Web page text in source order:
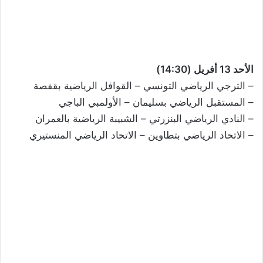
الأحد 13 أفريل (14:30)
– الترجي الرياضي التونسي – القوافل الرياضية بقفصة
– المستقبل الرياضي بسليمان – الأولمبي الباجي
– النادي الرياضي البنزرتي – الشبيبة الرياضية بالعمران
– الاتحاد الرياضي بتطاوين – الاتحاد الرياضي المنستيري